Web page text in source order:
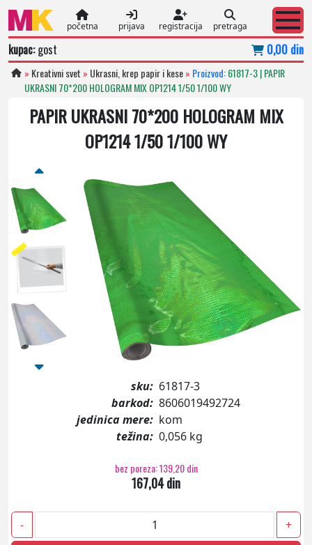
početna prijava registracija pretraga
kupac:gost 0,00 din
» Kreativni svet » Ukrasni, krep papir i kese» Proizvod:61817-3 | PAPIR
UKRASNI 70*200 HOLOGRAM MIX OP1214 1/50 1/100 WY
PAPIR UKRASNI 70*200 HOLOGRAM MIX
OP1214 1/50 1/100 WY
sku: 61817-3
barkod: 8606019492724
jedinica mere: kom
težina: 0,056 kg
bez poreza: 139,20 din
167,04 din
- +